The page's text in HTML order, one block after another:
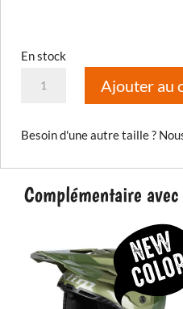
En stock
quantité
Dakar
2025
Ajouter au
Besoin d'une autre taille ?
Complémentaire